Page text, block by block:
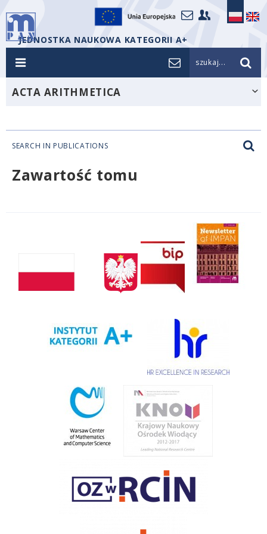
JEDNOSTKA NAUKOWA KATEGORII A+
szukaj...
ACTA ARITHMETICA
SEARCH IN PUBLICATIONS
Zawartość tomu